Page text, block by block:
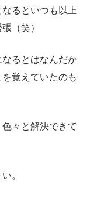
るといつも以上
（笑）
るとはなんだか
覚えていたのも
々と解決できて
。